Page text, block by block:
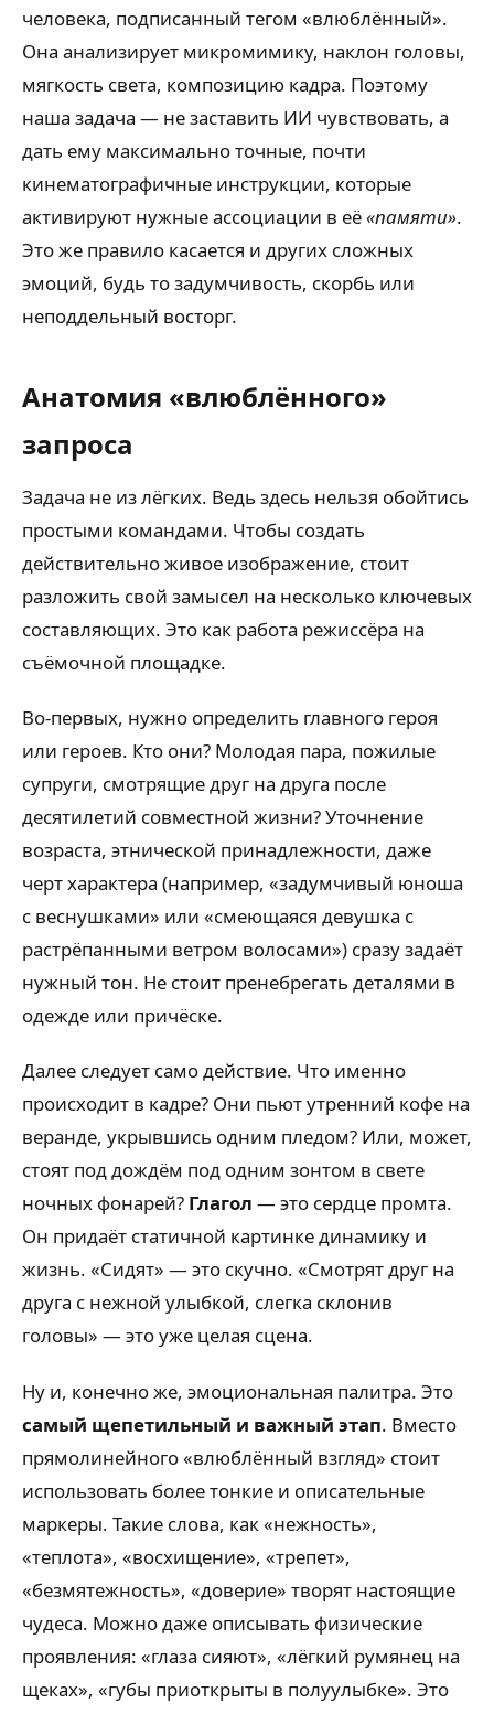
человека, подписанный тегом «влюблённый».
Она анализирует микромимику, наклон головы,
мягкость света, композицию кадра. Поэтому
наша задача — не заставить ИИ чувствовать, а
дать ему максимально точные, почти
кинематографичные инструкции, которые
активируют нужные ассоциации в её«памяти».
Это же правило касается и других сложных
эмоций, будь то задумчивость, скорбь или
неподдельный восторг.
Анатомия «влюблённого»
запроса
Задача не из лёгких. Ведь здесь нельзя обойтись
простыми командами. Чтобы создать
действительно живое изображение, стоит
разложить свой замысел на несколько ключевых
составляющих. Это как работа режиссёра на
съёмочной площадке.
Во-первых, нужно определить главного героя
или героев. Кто они? Молодая пара, пожилые
супруги, смотрящие друг на друга после
десятилетий совместной жизни? Уточнение
возраста, этнической принадлежности, даже
черт характера (например, «задумчивый юноша
с веснушками» или «смеющаяся девушка с
растрёпанными ветром волосами») сразу задаёт
нужный тон. Не стоит пренебрегать деталями в
одежде или причёске.
Далее следует само действие. Что именно
происходит в кадре? Они пьют утренний кофе на
веранде, укрывшись одним пледом? Или, может,
стоят под дождём под одним зонтом в свете
ночных фонарей? Глагол — это сердце промта.
Он придаёт статичной картинке динамику и
жизнь. «Сидят» — это скучно. «Смотрят друг на
друга с нежной улыбкой, слегка склонив
головы» — это уже целая сцена.
Ну и, конечно же, эмоциональная палитра. Это
самый щепетильный и важный этап. Вместо
прямолинейного «влюблённый взгляд» стоит
использовать более тонкие и описательные
маркеры. Такие слова, как «нежность»,
«теплота», «восхищение», «трепет»,
«безмятежность», «доверие» творят настоящие
чудеса. Можно даже описывать физические
проявления: «глаза сияют», «лёгкий румянец на
щеках», «губы приоткрыты в полуулыбке». Это